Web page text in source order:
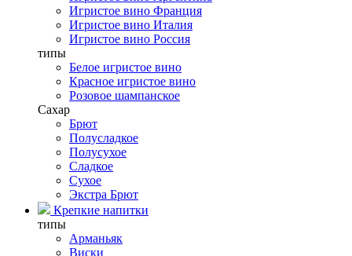
Игристое вино Франция
Игристое вино Италия
Игристое вино Россия
типы
Белое игристое вино
Красное игристое вино
Розовое шампанское
Сахар
Брют
Полусладкое
Полусухое
Сладкое
Сухое
Экстра Брют
Крепкие напитки
типы
Арманьяк
Виски